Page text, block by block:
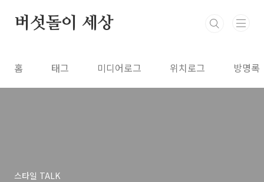
버섯돌이 세상
홈 태그 미디어로그 위치로그 방명록
스타일 TALK